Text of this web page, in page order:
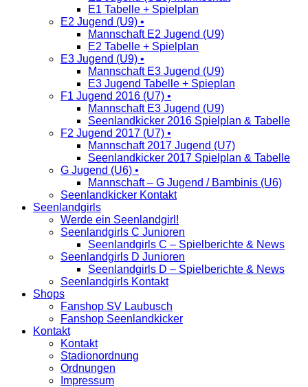
E1 Tabelle + Spielplan
E2 Jugend (U9) •
Mannschaft E2 Jugend (U9)
E2 Tabelle + Spielplan
E3 Jugend (U9) •
Mannschaft E3 Jugend (U9)
E3 Jugend Tabelle + Spieplan
F1 Jugend 2016 (U7) •
Mannschaft E3 Jugend (U9)
Seenlandkicker 2016 Spielplan & Tabelle
F2 Jugend 2017 (U7) •
Mannschaft 2017 Jugend (U7)
Seenlandkicker 2017 Spielplan & Tabelle
G Jugend (U6) •
Mannschaft – G Jugend / Bambinis (U6)
Seenlandkicker Kontakt
Seenlandgirls
Werde ein Seenlandgirl!
Seenlandgirls C Junioren
Seenlandgirls C – Spielberichte & News
Seenlandgirls D Junioren
Seenlandgirls D – Spielberichte & News
Seenlandgirls Kontakt
Shops
Fanshop SV Laubusch
Fanshop Seenlandkicker
Kontakt
Kontakt
Stadionordnung
Ordnungen
Impressum